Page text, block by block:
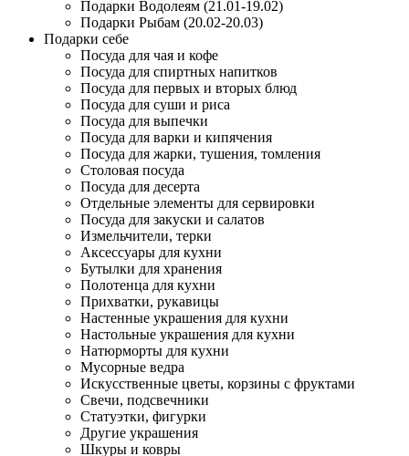
Подарки Водолеям (21.01-19.02)
Подарки Рыбам (20.02-20.03)
Подарки себе
Посуда для чая и кофе
Посуда для спиртных напитков
Посуда для первых и вторых блюд
Посуда для суши и риса
Посуда для выпечки
Посуда для варки и кипячения
Посуда для жарки, тушения, томления
Столовая посуда
Посуда для десерта
Отдельные элементы для сервировки
Посуда для закуски и салатов
Измельчители, терки
Аксессуары для кухни
Бутылки для хранения
Полотенца для кухни
Прихватки, рукавицы
Настенные украшения для кухни
Настольные украшения для кухни
Натюрморты для кухни
Мусорные ведра
Искусственные цветы, корзины с фруктами
Свечи, подсвечники
Статуэтки, фигурки
Другие украшения
Шкуры и ковры